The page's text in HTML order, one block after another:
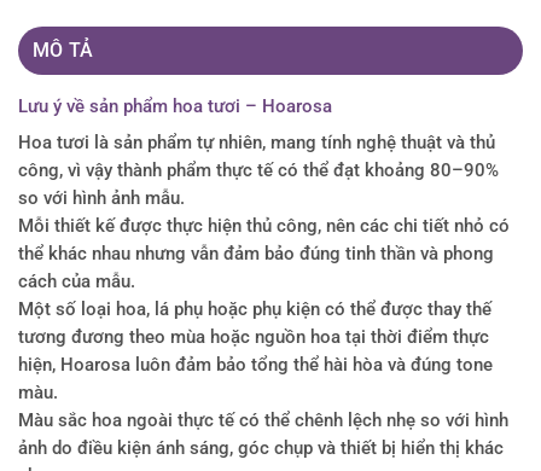
MÔ TẢ
Lưu ý về sản phẩm hoa tươi – Hoarosa
Hoa tươi là sản phẩm tự nhiên, mang tính nghệ thuật và thủ
công, vì vậy thành phẩm thực tế có thể đạt khoảng 80–90%
so với hình ảnh mẫu.
Mỗi thiết kế được thực hiện thủ công, nên các chi tiết nhỏ có
thể khác nhau nhưng vẫn đảm bảo đúng tinh thần và phong
cách của mẫu.
Một số loại hoa, lá phụ hoặc phụ kiện có thể được thay thế
tương đương theo mùa hoặc nguồn hoa tại thời điểm thực
hiện, Hoarosa luôn đảm bảo tổng thể hài hòa và đúng tone
màu.
Màu sắc hoa ngoài thực tế có thể chênh lệch nhẹ so với hình
ảnh do điều kiện ánh sáng, góc chụp và thiết bị hiển thị khác